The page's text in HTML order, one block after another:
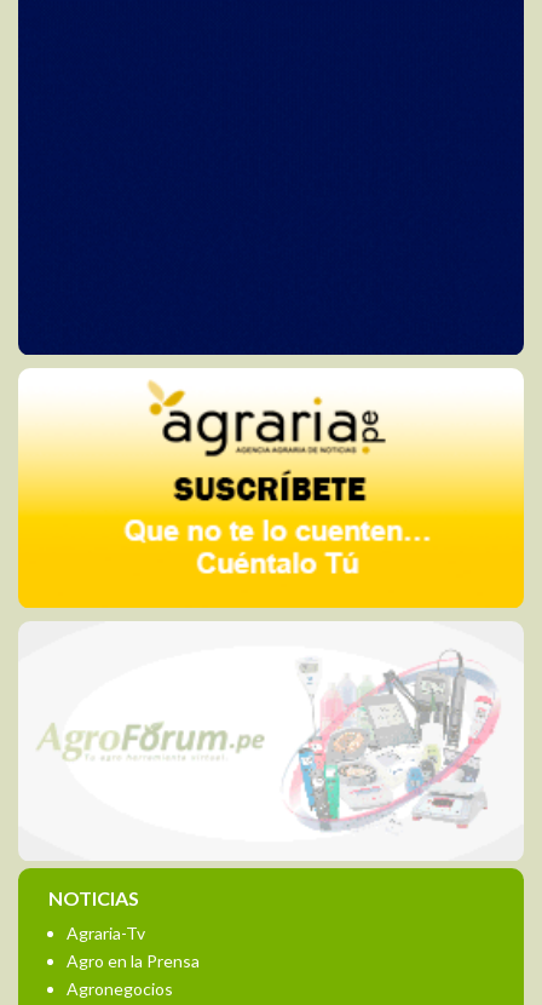
NOTICIAS
Agraria-Tv
Agro en la Prensa
Agronegocios